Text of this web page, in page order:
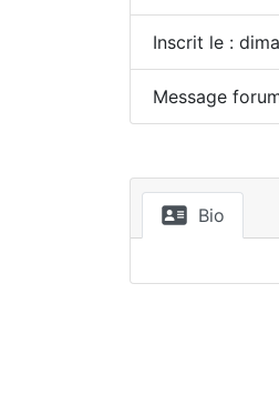
Inscrit le :
Message
Bio